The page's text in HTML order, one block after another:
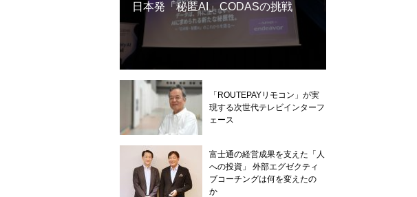
日本発「秘匿AI」CODASの挑戦
「ROUTEPAYリモコン」が実
現する次世代テレビインターフ
ェース
富士通の経営成果を支えた「人
への投資」 外部エグゼクティ
ブコーチングは何を変えたの
か